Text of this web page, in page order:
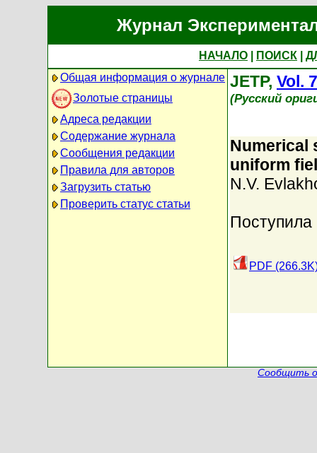
Журнал
НАЧАЛО ПОИСК
Общая информация о журнале
Золотые страницы
Адреса редакции
Содержание журнала
Сообщения редакции
Правила для авторов
Загрузить статью
Проверить статус статьи
JETP, Vol.
(Русский
Numerical
uniform
N.V.
PDF
Сообщить о